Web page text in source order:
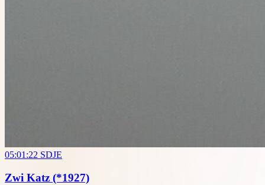
05:01:22 SDJE
Zwi Katz (*1927)